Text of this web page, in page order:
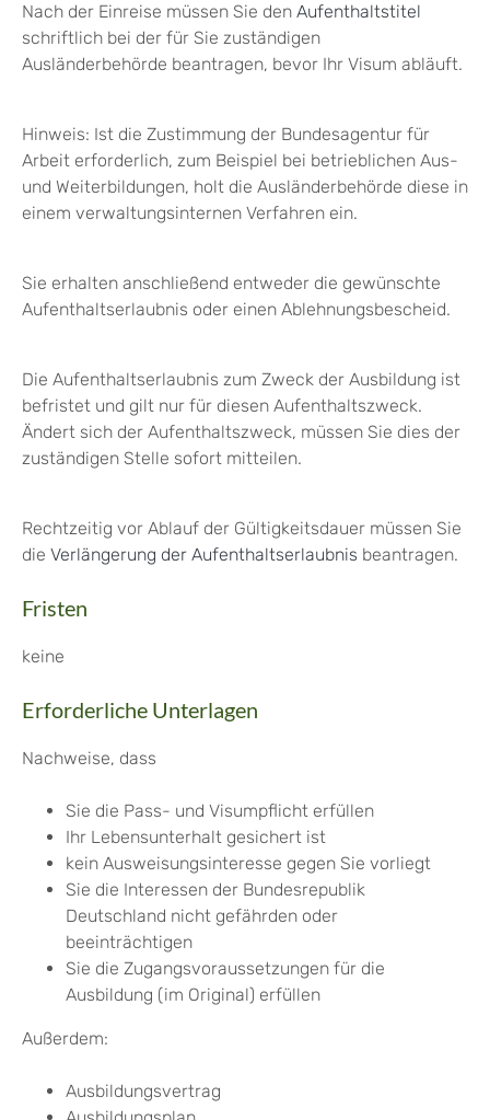
Nach der Einreise müssen Sie den Aufenthaltstitel
schriftlich bei der für Sie zuständigen
Ausländerbehörde beantragen, bevor Ihr Visum abläuft.
Hinweis: Ist die Zustimmung der Bundesagentur für
Arbeit erforderlich, zum Beispiel bei betrieblichen Aus-
und Weiterbildungen, holt die Ausländerbehörde diese in
einem verwaltungsinternen Verfahren ein.
Sie erhalten anschließend entweder die gewünschte
Aufenthaltserlaubnis oder einen Ablehnungsbescheid.
Die Aufenthaltserlaubnis zum Zweck der Ausbildung ist
befristet und gilt nur für diesen Aufenthaltszweck.
Ändert sich der Aufenthaltszweck, müssen Sie dies der
zuständigen Stelle sofort mitteilen.
Rechtzeitig vor Ablauf der Gültigkeitsdauer müssen Sie
die Verlängerung der Aufenthaltserlaubnis beantragen.
Fristen
keine
Erforderliche Unterlagen
Nachweise, dass
Sie die Pass- und Visumpflicht erfüllen
Ihr Lebensunterhalt gesichert ist
kein Ausweisungsinteresse gegen Sie vorliegt
Sie die Interessen der Bundesrepublik
Deutschland nicht gefährden oder
beeinträchtigen
Sie die Zugangsvoraussetzungen für die
Ausbildung (im Original) erfüllen
Außerdem:
Ausbildungsvertrag